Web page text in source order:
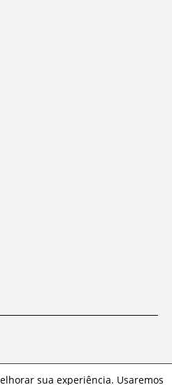
sua experiência. Usaremos